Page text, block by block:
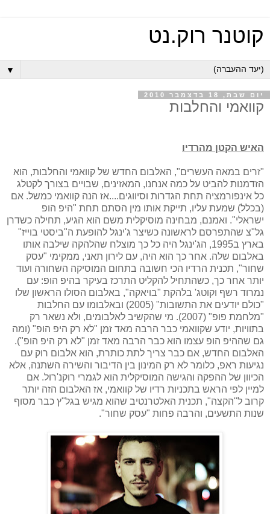
קוטנר רוק.נט
▼
יום שבת, 18 בדצמבר 2010
קוואמי והחלבות
האיש הקטן מהרדיו
"זרים במאה העשרים", האלבום החדש של קוואמי והחלבות, הוא
הזדמנות להביט על כמה אנחנו, המאזינים, שבויים בצורך לקטלג
כל אינפורמציה תחת הגדרות וסיווגים....אז הנה קוואמי כמשל. אם
(בכלל) שמעת עליו, תייקת אותו מין הסתם תחת "היפ הופ
ישראלי". ואמנם, מבחינה מוסיקלית משם הוא הגיע, תחילה כשדרן
גל"צ שהתפרסם לראשונה כשיצר ג'ינגל להופעת ה"ביסטי בוייז"
בארץ ב1995, הג'ינגל היה כל כך מוצלח שהלהקה שילבה אותו
באלבום שלה. אחר כך הוא היה, עם לירון תאני, ממקימי "עסק
שחור", תכנית הרדיו הכי חשובה בתחום המוסיקה השחורה ועוד
יותר אחר כך, כשהתחיל להקליט התרכז בעיקר בהיפ הופ: עם
נמרוד רשף וקוטג' בלהקת "בויאקה", באלבום הסולו הראשון שלו
"כולם יודעים את התשובות" (2005) ובאלבומו עם החלבות
"מלחמת פופ" (2007). מי שהקשיב לאלבומים, ולא נשאר רק
בתוויות, יודע שקוואמי כבר הרבה מאד זמן "לא רק היפ הופ" (ומה
גם שההיפ הופ עצמו הוא כבר הרבה מאד זמן "לא רק היפ הופ").
האלבום החדש, אם כבר צריך לתת כותרת, הוא אלבום רוק עם
נגיעות ראפ, כלומר לא רק המינון בין הדיבור והשירה השתנה, אלא
הכיוון של ההפקה והגישה המוסיקלית הוא לגמרי רוקנ'רול. אם
למיין לפי הראש בתכניות רדיו של קוואמי, אז האלבום הזה יותר
קרוב ל"הקצה", תכנית האלטרנטיב שהוא מגיש בגל"ץ כבר מסוף
שנות התשעים, והרבה פחות "עסק שחור".